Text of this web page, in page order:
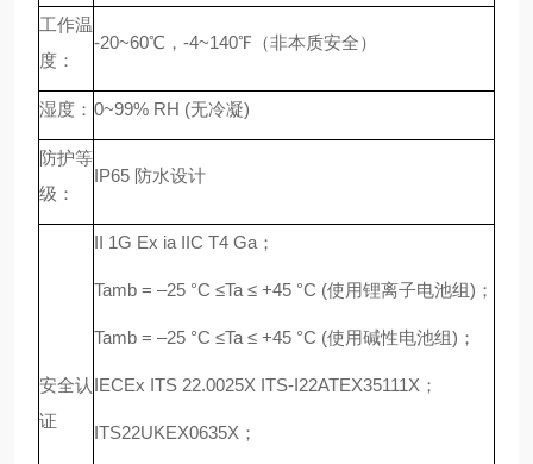
工作温
度：
-20~60℃，-4~140℉（非本质安全）
湿度： 0~99% RH (无冷凝)
防护等
级：
IP65 防水设计
安全认
证
II 1G Ex ia IIC T4 Ga；
Tamb = –25 °C ≤Ta ≤ +45 °C (使用锂离子电池组)；
Tamb = –25 °C ≤Ta ≤ +45 °C (使用碱性电池组)；
IECEx ITS 22.0025X ITS-I22ATEX35111X；
ITS22UKEX0635X；